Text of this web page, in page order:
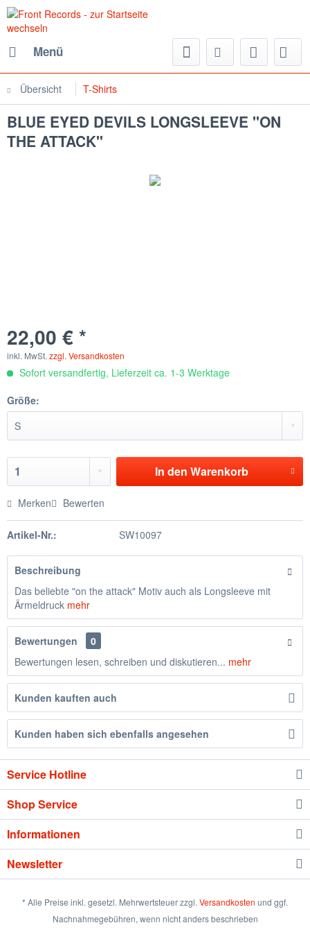
Menü
Übersicht T-Shirts
BLUE EYED DEVILS LONGSLEEVE "ON
THE ATTACK"
22,00 € *
inkl. MwSt. zzgl. Versandkosten
Sofort versandfertig, Lieferzeit ca. 1-3 Werktage
Größe:
In den Warenkorb
Merken Bewerten
Artikel-Nr.: SW10097
Beschreibung
Das beliebte "on the attack" Motiv auch als Longsleeve mit
Ärmeldruck mehr
Bewertungen
0
Bewertungen lesen, schreiben und diskutieren... mehr
Kunden kauften auch
Kunden haben sich ebenfalls angesehen
Service Hotline
Shop Service
Informationen
Newsletter
* Alle Preise inkl. gesetzl. Mehrwertsteuer zzgl. Versandkosten und ggf.
Nachnahmegebühren, wenn nicht anders beschrieben